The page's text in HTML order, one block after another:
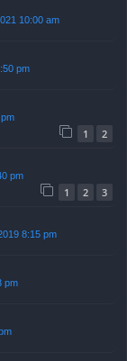
10:00 am
pm
1 2
pm
1 2 3
8:15 pm
pm